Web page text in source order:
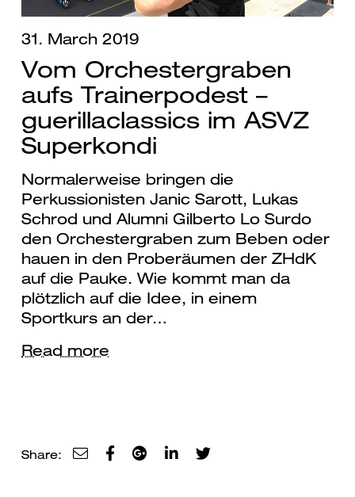
31. March 2019
Vom Orchestergraben
aufs Trainerpodest –
guerillaclassics im ASVZ
Superkondi
Normalerweise bringen die
Perkussionisten Janic Sarott, Lukas
Schrod und Alumni Gilberto Lo Surdo
den Orchestergraben zum Beben oder
hauen in den Proberäumen der ZHdK
auf die Pauke. Wie kommt man da
plötzlich auf die Idee, in einem
Sportkurs an der…
Read more
Share: